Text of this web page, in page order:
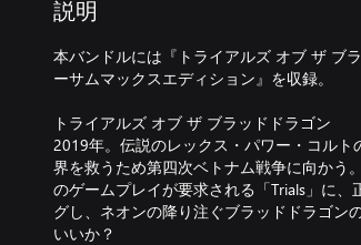
説明
本バンドルには『トライアルズ オブ ザ
ーサムマックスエディション』を収録。
トライアルズ オブ ザ ブラッドドラゴン
2019年。伝説のレックス・パワー・コル
界を救うため第四次ベトナム戦争に向かう
のゲームプレイが要求される「Trials」に
グし、ネオンの降り注ぐブラッドドラゴン
いいか？